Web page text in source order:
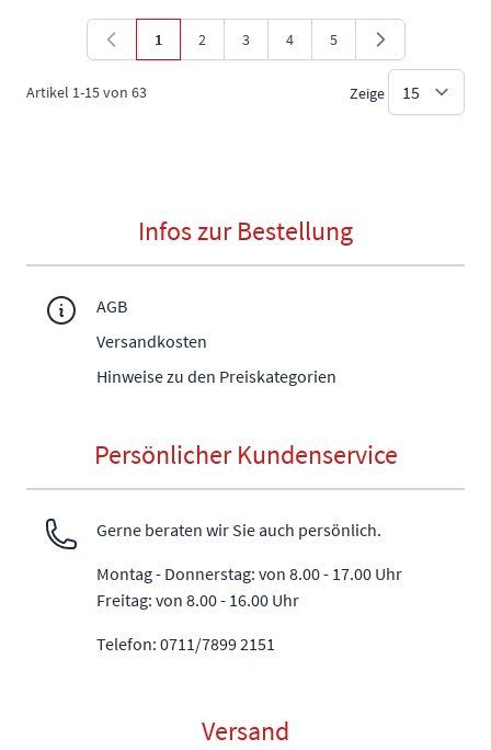
Artikel 1-15von 63
Sie lesen gerade die Seite
1 Seite
2 Seite
3 Seite
4 Seite
5
Zeige
Infos zur Bestellung
AGB
Versandkosten
Hinweise zu den Preiskategorien
Persönlicher Kundenservice
Gerne beraten wir Sie auch persönlich.
Montag - Donnerstag: von 8.00 - 17.00 Uhr
Freitag: von 8.00 - 16.00 Uhr
Telefon: 0711/7899 2151
Versand